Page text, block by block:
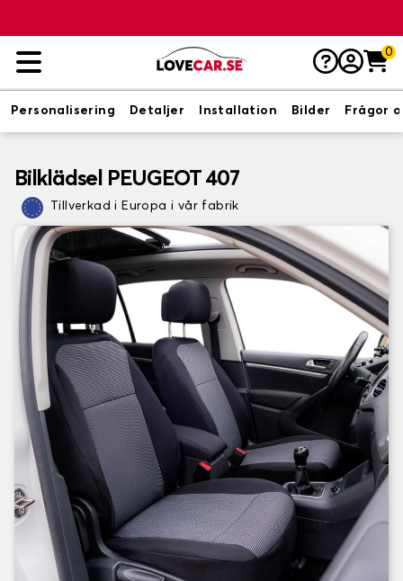
0
Personalisering Detaljer Installation Bilder Frågor
Bilklädsel PEUGEOT 407
Tillverkad i Europa i vår fabrik